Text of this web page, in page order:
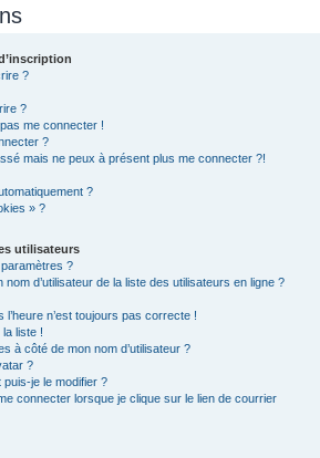
?
?
me connecter !
?
mais ne peux à présent plus me connecter ?!
?
» ?
utilisateurs
?
d’utilisateur de la liste des utilisateurs en ligne ?
l’heure n’est toujours pas correcte !
la liste !
à côté de mon nom d’utilisateur ?
?
je le modifier ?
connecter lorsque je clique sur le lien de courrier